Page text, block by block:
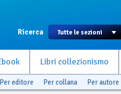
Ricerca
Libri collezionismo
Per editore Per collana Per autore